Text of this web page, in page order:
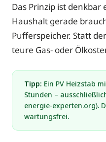
Das Prinzip ist
Haushalt gerade
Pufferspeicher. Statt
teure Gas- oder
Tipp: Ein PV Heizstab
Stunden –
energie-experten.org).
wartungsfrei.